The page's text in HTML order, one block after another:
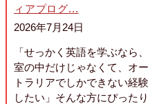
ィアプログ...
2026年7月24日
「せっかく英語を学ぶなら
室の中だけじゃなくて、オ
トラリアでしかできない経
したい」そんな方にぴった